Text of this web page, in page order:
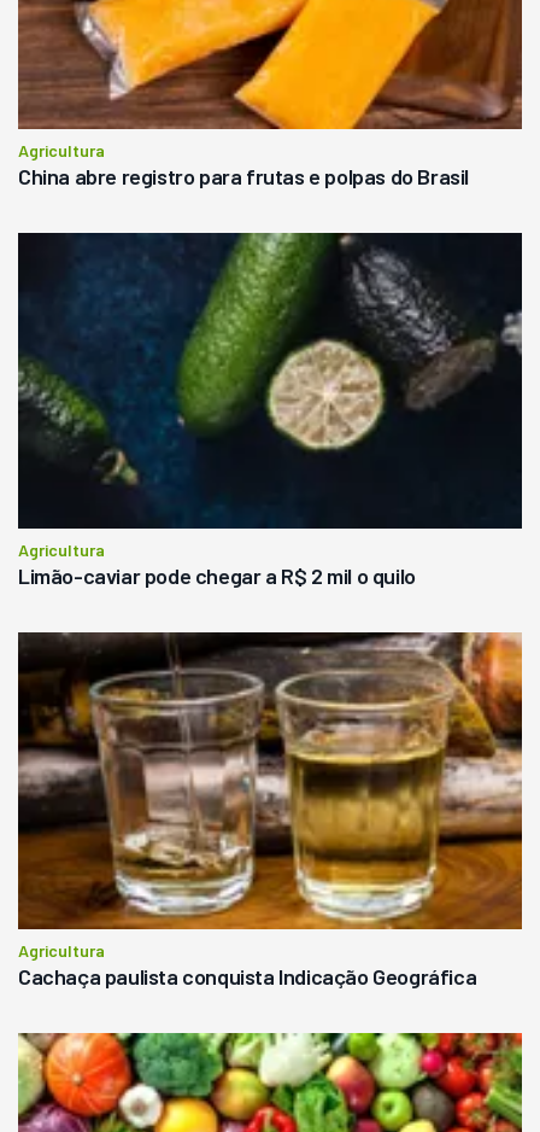
Agricultura
China abre registro para frutas e polpas do Brasil
Agricultura
Limão-caviar pode chegar a R$ 2 mil o quilo
Agricultura
Cachaça paulista conquista Indicação Geográfica